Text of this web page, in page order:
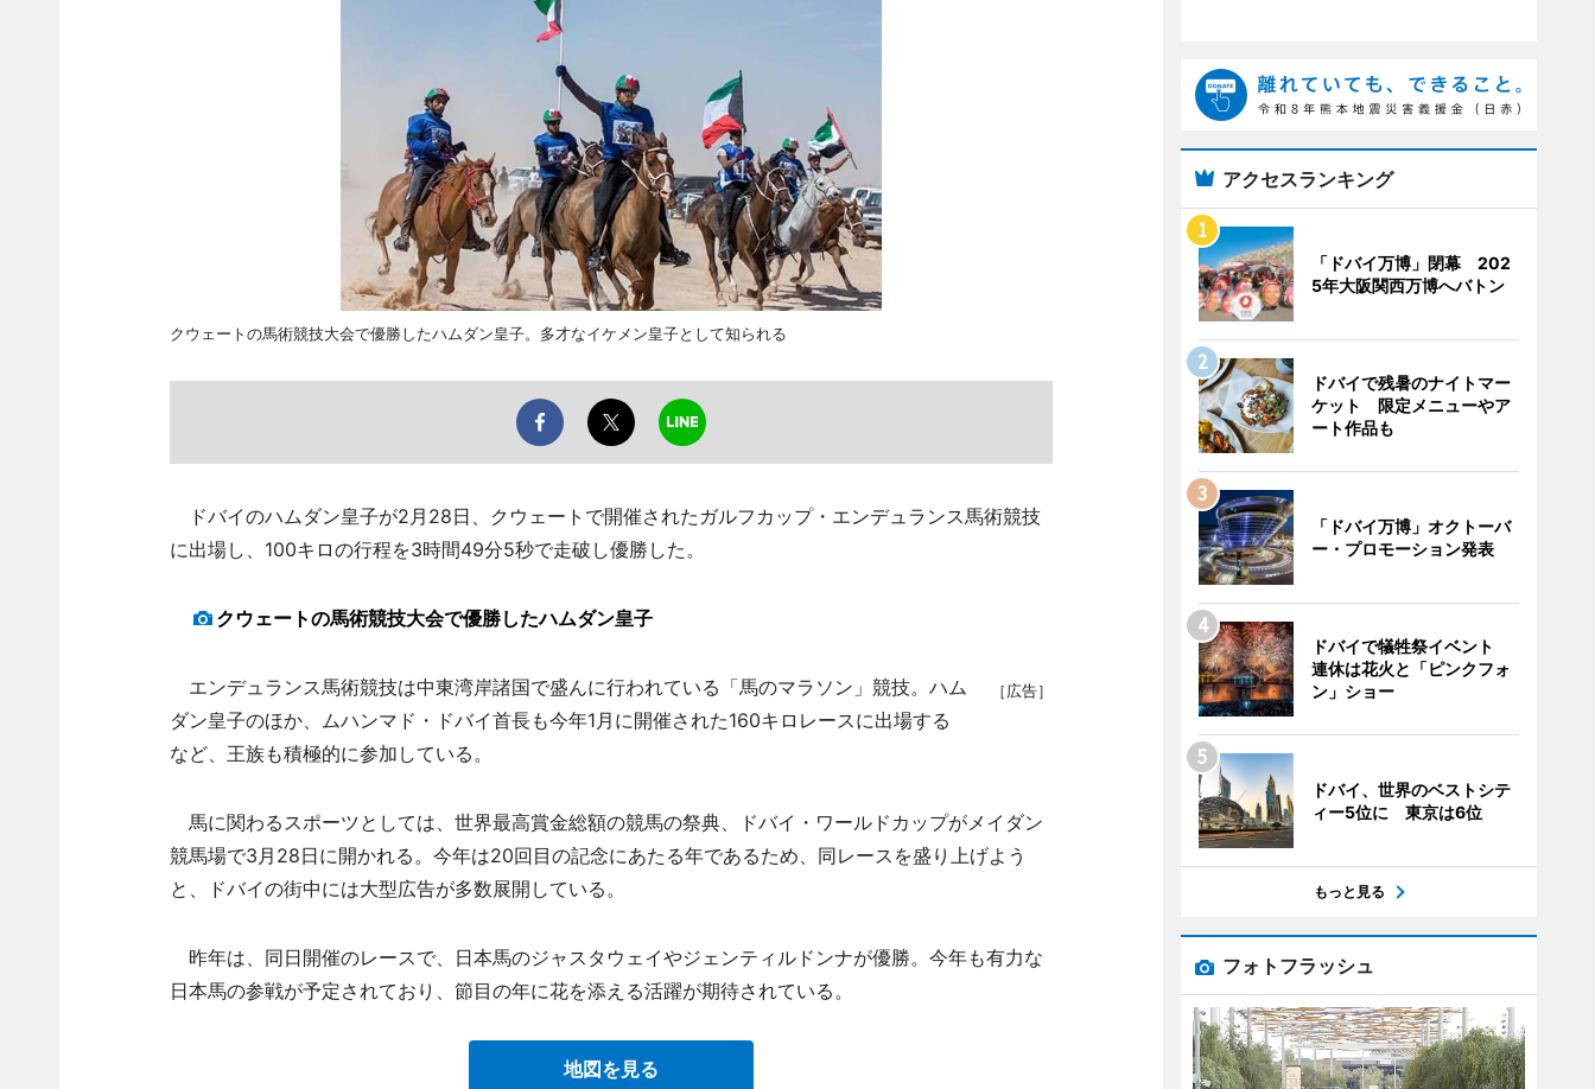
クウェートの馬術競技大会で優勝したハムダン皇子。多才なイケメン皇子として知られる
ドバイのハムダン皇子が2月28日、クウェートで開催されたガルフカップ・エンデュランス馬術競技
に出場し、100キロの行程を3時間49分5秒で走破し優勝した。
クウェートの馬術競技大会で優勝したハムダン皇子
［広告］
エンデュランス馬術競技は中東湾岸諸国で盛んに行われている「馬のマラソン」競技。ハム
ダン皇子のほか、ムハンマド・ドバイ首長も今年1月に開催された160キロレースに出場する
など、王族も積極的に参加している。
馬に関わるスポーツとしては、世界最高賞金総額の競馬の祭典、ドバイ・ワールドカップがメイダン
競馬場で3月28日に開かれる。今年は20回目の記念にあたる年であるため、同レースを盛り上げよう
と、ドバイの街中には大型広告が多数展開している。
昨年は、同日開催のレースで、日本馬のジャスタウェイやジェンティルドンナが優勝。今年も有力な
日本馬の参戦が予定されており、節目の年に花を添える活躍が期待されている。
地図を見る
アクセスランキング
「ドバイ万博」閉幕 202
5年大阪関西万博へバトン
ドバイで残暑のナイトマー
ケット 限定メニューやア
ート作品も
「ドバイ万博」オクトーバ
ー・プロモーション発表
ドバイで犠牲祭イベント
連休は花火と「ピンクフォ
ン」ショー
ドバイ、世界のベストシテ
ィー5位に 東京は6位
もっと見る
フォトフラッシュ